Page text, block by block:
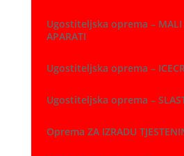
Ugostiteljska oprema – MALI
APARATI
Ugostiteljska oprema –
Ugostiteljska oprema –
Oprema ZA IZRADU